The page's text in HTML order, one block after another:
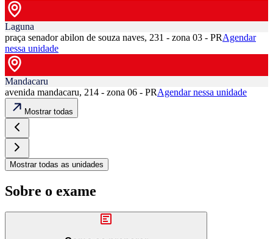
Laguna
praça senador abilon de souza naves, 231 - zona 03 - PRAgendar
nessa unidade
Mandacaru
avenida mandacaru, 214 - zona 06 - PRAgendar nessa unidade
Mostrar todas
Mostrar todas as unidades
Sobre o exame